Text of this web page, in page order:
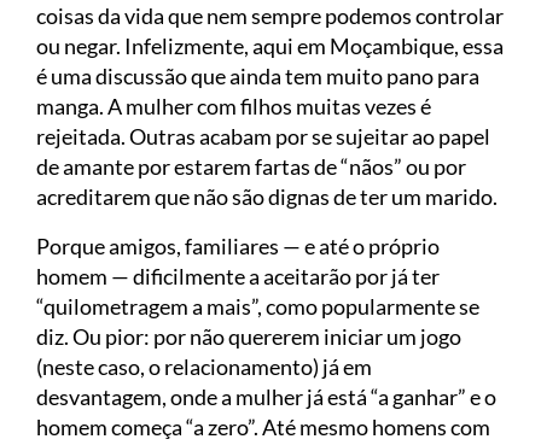
coisas da vida que nem sempre podemos controlar
ou negar. Infelizmente, aqui em Moçambique, essa
é uma discussão que ainda tem muito pano para
manga. A mulher com filhos muitas vezes é
rejeitada. Outras acabam por se sujeitar ao papel
de amante por estarem fartas de “nãos” ou por
acreditarem que não são dignas de ter um marido.
Porque amigos, familiares — e até o próprio
homem — dificilmente a aceitarão por já ter
“quilometragem a mais”, como popularmente se
diz. Ou pior: por não quererem iniciar um jogo
(neste caso, o relacionamento) já em
desvantagem, onde a mulher já está “a ganhar” e o
homem começa “a zero”. Até mesmo homens com